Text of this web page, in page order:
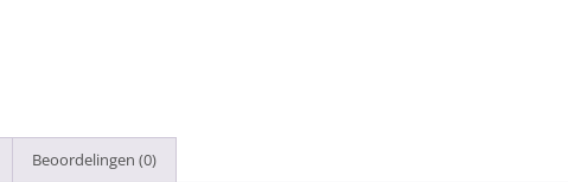
Beoordelingen (0)